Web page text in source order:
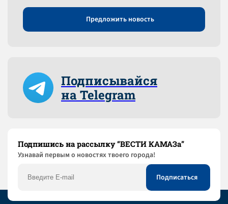
Предложить новость
Подписывайся
на Telegram
Подпишись на рассылку “ВЕСТИ КАМАЗа”
Узнaвай первым о новостях твоего города!